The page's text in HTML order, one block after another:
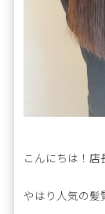
こんにちは！店
やはり人気の髪